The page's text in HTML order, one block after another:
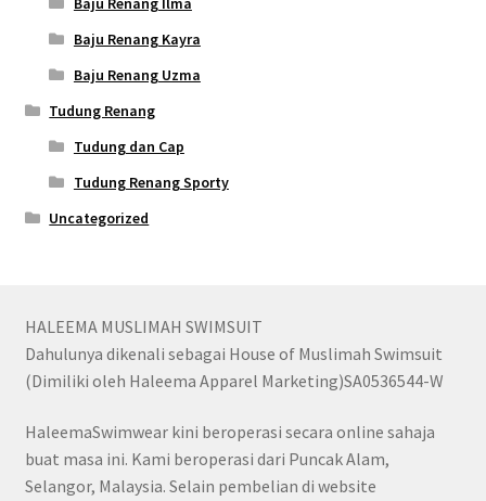
Baju Renang Kayra
Baju Renang Uzma
Tudung Renang
Tudung dan Cap
Tudung Renang Sporty
Uncategorized
HALEEMA MUSLIMAH SWIMSUIT
Dahulunya dikenali sebagai House of Muslimah Swimsuit
(Dimiliki oleh Haleema Apparel Marketing)SA0536544-W
HaleemaSwimwear kini beroperasi secara online sahaja
buat masa ini. Kami beroperasi dari Puncak Alam,
Selangor, Malaysia. Selain pembelian di website